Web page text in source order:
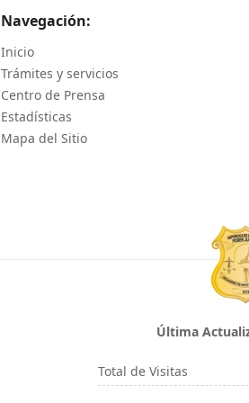
Navegación:
Inicio
Trámites y servicios
Centro de Prensa
Estadísticas
Mapa del Sitio
Última
Total de Visitas